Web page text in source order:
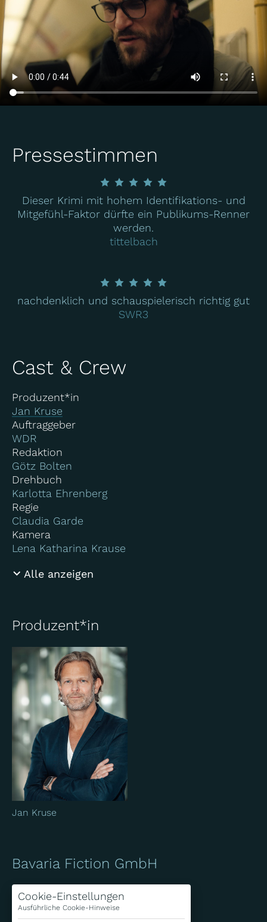
Cookie-Einstellungen
Ausführliche Cookie-Hinweise
Pressestimmen
Dieser Krimi mit hohem Identifikations- und
Mitgefühl-Faktor dürfte ein Publikums-Renner
werden.
tittelbach
nachdenklich und schauspielerisch richtig gut
SWR3
Cast & Crew
Produzent*in
Jan Kruse
Auftraggeber
WDR
Redaktion
Götz Bolten
Drehbuch
Karlotta Ehrenberg
Regie
Claudia Garde
Kamera
Lena Katharina Krause
Alle anzeigen
Produzent*in
Jan Kruse
Bavaria Fiction GmbH
Bavariafilmplatz 7
D-82031 Geiselgasteig